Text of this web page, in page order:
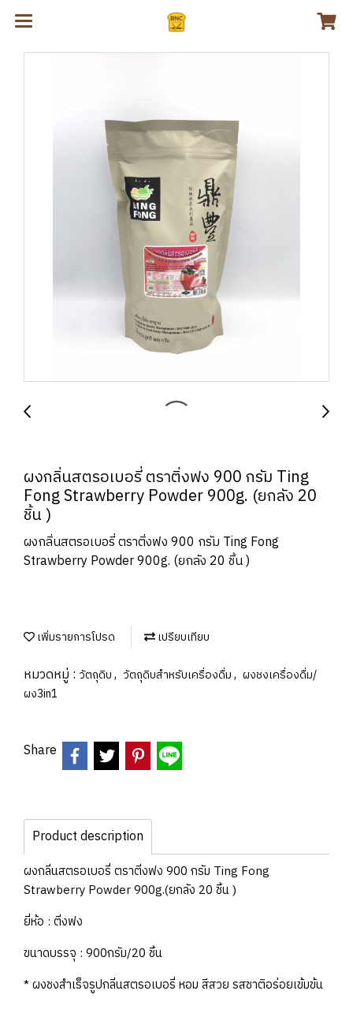
ผงกลิ่นสตรอเบอรี่ ตราติ่งฟง 900 กรัม Ting
Fong Strawberry Powder 900g. (ยกลัง 20
ชิ้น )
ผงกลิ่นสตรอเบอรี่ ตราติ่งฟง 900 กรัม Ting Fong
Strawberry Powder 900g. (ยกลัง 20 ชิ้น )
เพิ่มรายการโปรด เปรียบเทียบ
หมวดหมู่ : วัตถุดิบ, วัตถุดิบสำหรับเครื่องดื่ม, ผงชงเครื่องดื่ม/
ผง3in1
Share
Product description
ผงกลิ่นสตรอเบอรี่ ตราติ่งฟง 900 กรัม Ting Fong
Strawberry Powder 900g.(ยกลัง 20 ชิ้น )
ยี่ห้อ : ติ่งฟง
ขนาดบรรจุ : 900กรัม/20 ชิ้น
* ผงชงสำเร็จรูปกลิ่นสตรอเบอรี่ หอม สีสวย รสชาติอร่อยเข้มข้น